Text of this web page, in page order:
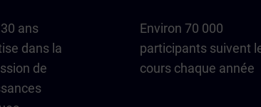
ans
dans la
de
Environ 70 000
participants suivent
cours chaque année